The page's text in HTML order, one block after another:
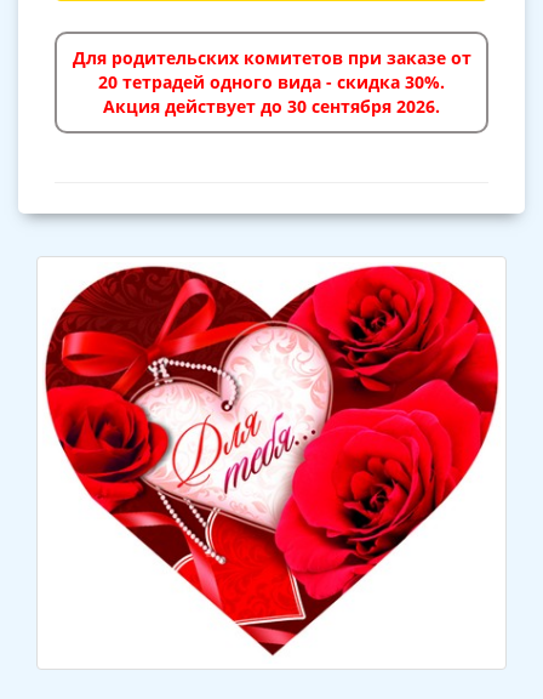
Для родительских комитетов при заказе от
20 тетрадей одного вида - скидка 30%.
Акция действует до 30 сентября 2026.